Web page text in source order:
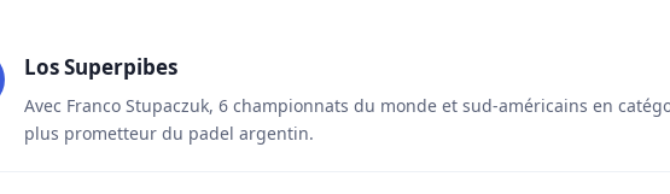
Los Superpibes
Avec Franco Stupaczuk, 6 championnats du monde et sud-américains en
plus prometteur du padel argentin.